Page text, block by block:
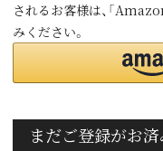
されるお客様は、「
みください。
まだご登録がお